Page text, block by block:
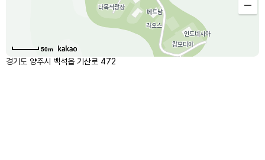
50m
경기도 양주시 백석읍 기산로 472